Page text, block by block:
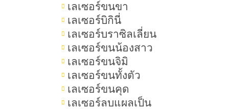
เลเซอร์ขนขา
เลเซอร์บิกินี่
เลเซอร์บราซิลเลี่ยน
เลเซอร์ขนน้องสาว
เลเซอร์ขนจิมิ
เลเซอร์ขนทั้งตัว
เลเซอร์ขนคุด
เลเซอร์ลบแผลเป็น
Thermage คืออะไร ช่วยอะไร ยก
กระชับได้จริงไหม กี่วันถึงเห็นผล
Thermage คืออะไร ทำไมช่วยยกระ
หลักการทำงานของ Thermage